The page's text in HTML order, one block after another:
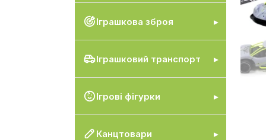
Іграшкова зброя
Іграшковий транспорт
Ігрові фігурки
Канцтовари